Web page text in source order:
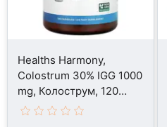
Healths Harmony,
Colostrum 30% IGG 1000
mg, Колострум, 120
капсул